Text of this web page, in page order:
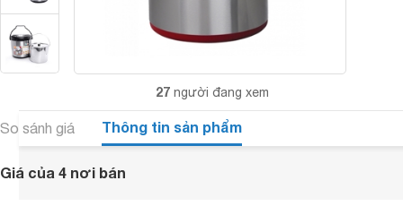
27 người đang xem
So sánh giá Thông tin sản phẩm
Giá của 4 nơi bán